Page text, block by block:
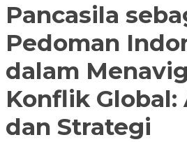
Pancasila
Pedoman
dalam
Konflik Global:
dan Strategi